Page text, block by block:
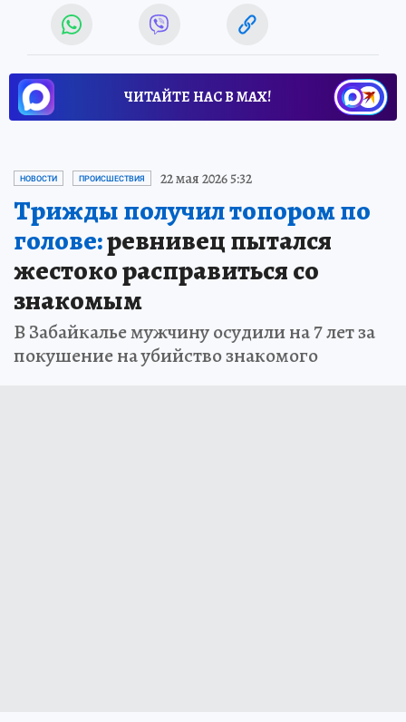
ЧИТАЙТЕ НАС В МАХ!
НОВОСТИ ПРОИСШЕСТВИЯ 22 мая 2026 5:32
Трижды получил топором по
голове:ревнивец пытался
жестоко расправиться со
знакомым
В Забайкалье мужчину осудили на 7 лет за
покушение на убийство знакомого